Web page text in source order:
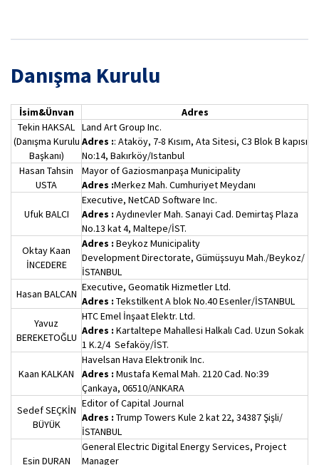
Danışma Kurulu
İsim&Ünvan
Adres
Tekin HAKSAL
(Danışma Kurulu
Başkanı)
Land Art Group Inc.
Adres :: Ataköy, 7-8 Kısım, Ata Sitesi, C3 Blok B kapısı
No:14, Bakırköy/Istanbul
Hasan Tahsin
USTA
Mayor of Gaziosmanpaşa Municipality
Adres :Merkez Mah. Cumhuriyet Meydanı
Ufuk BALCI
Executive, NetCAD Software Inc.
Adres : Aydınevler Mah. Sanayi Cad. Demirtaş Plaza
No.13 kat 4, Maltepe/İST.
Oktay Kaan
İNCEDERE
Adres : Beykoz Municipality
Development Directorate, Gümüşsuyu Mah./Beykoz/
İSTANBUL
Hasan BALCAN
Executive, Geomatik Hizmetler Ltd.
Adres : Tekstilkent A blok No.40 Esenler/İSTANBUL
Yavuz
BEREKETOĞLU
HTC Emel İnşaat Elektr. Ltd.
Adres : Kartaltepe Mahallesi Halkalı Cad. Uzun Sokak
1 K.2/4 Sefaköy/İST.
Kaan KALKAN
Havelsan Hava Elektronik Inc.
Adres : Mustafa Kemal Mah. 2120 Cad. No:39
Çankaya, 06510/ANKARA
Sedef SEÇKİN
BÜYÜK
Editor of Capital Journal
Adres : Trump Towers Kule 2 kat 22, 34387 Şişli/
İSTANBUL
Esin DURAN
General Electric Digital Energy Services, Project
Manager